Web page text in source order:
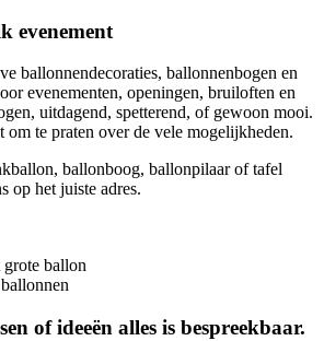
evenement
ballonnendecoraties, ballonnenbogen en
evenementen, openingen, bruiloften en
uitdagend, spetterend, of gewoon mooi.
te praten over de vele mogelijkheden.
ballonboog, ballonpilaar of tafel
op het juiste adres.
ballon
of ideeën alles is bespreekbaar.